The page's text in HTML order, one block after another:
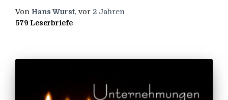
Von Hans Wurst, vor 2 Jahren
579 Leserbriefe